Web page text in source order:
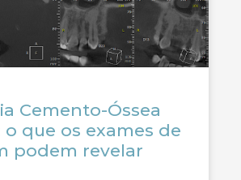
Cemento-Óssea
o que os exames de
podem revelar